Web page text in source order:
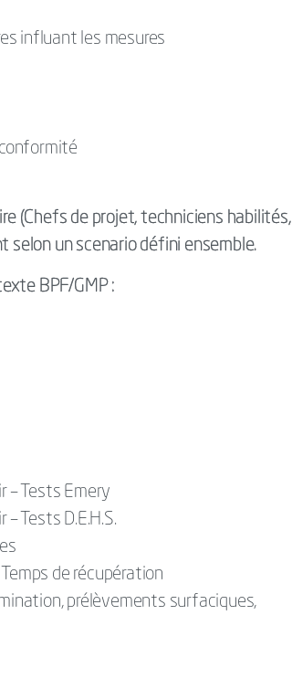
influant les mesures
(Chefs de projet, techniciens habilités,
selon un scenario défini ensemble.
BPF/GMP :
– Tests Emery
Tests D.E.H.S.
de récupération
prélèvements surfaciques,